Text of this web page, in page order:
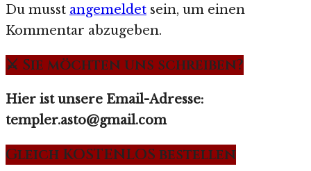
Du musst angemeldet sein, um einen
Kommentar abzugeben.
⚔️ Sie möchten uns schreiben?
Hier ist unsere Email-Adresse:
templer.asto@gmail.com
Gleich KOSTENLOS bestellen